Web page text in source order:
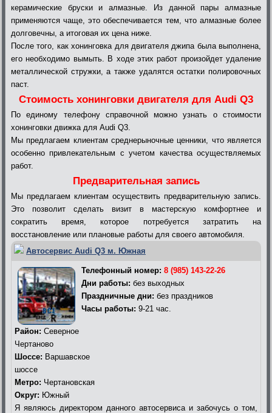
керамические бруски и алмазные. Из данной пары алмазные
применяются чаще, это обеспечивается тем, что алмазные более
долговечны, а итоговая их цена ниже.
После того, как хонинговка для двигателя джипа была выполнена,
его необходимо вымыть. В ходе этих работ произойдет удаление
металлической стружки, а также удалятся остатки полировочных
паст.
Стоимость хонинговки двигателя для Audi Q3
По единому телефону справочной можно узнать о стоимости
хонинговки движка для Audi Q3.
Мы предлагаем клиентам среднерыночные ценники, что является
особенно привлекательным с учетом качества осуществляемых
работ.
Предварительная запись
Мы предлагаем клиентам осуществить предварительную запись.
Это позволит сделать визит в мастерскую комфортнее и
сократить время, которое потребуется затратить на
восстановление или плановые работы для своего автомобиля.
Автосервис Audi Q3 м. Южная
Телефонный номер: 8 (985) 143-22-26
Дни работы: без выходных
Праздничные дни: без праздников
Часы работы: 9-21 час.
Район: Северное
Чертаново
Шоссе: Варшавское
шоссе
Метро: Чертановская
Округ: Южный
Я являюсь директором данного автосервиса и забочусь о том,